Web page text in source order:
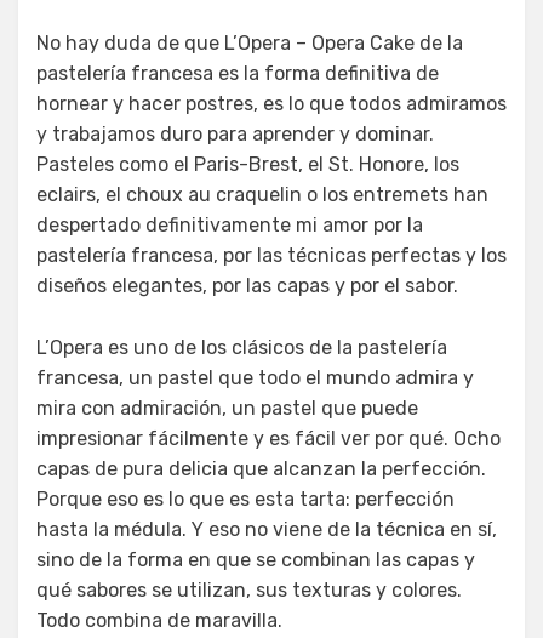
No hay duda de que L’Opera – Opera Cake de la
pastelería francesa es la forma definitiva de
hornear y hacer postres, es lo que todos admiramos
y trabajamos duro para aprender y dominar.
Pasteles como el Paris-Brest, el St. Honore, los
eclairs, el choux au craquelin o los entremets han
despertado definitivamente mi amor por la
pastelería francesa, por las técnicas perfectas y los
diseños elegantes, por las capas y por el sabor.
L’Opera es uno de los clásicos de la pastelería
francesa, un pastel que todo el mundo admira y
mira con admiración, un pastel que puede
impresionar fácilmente y es fácil ver por qué. Ocho
capas de pura delicia que alcanzan la perfección.
Porque eso es lo que es esta tarta: perfección
hasta la médula. Y eso no viene de la técnica en sí,
sino de la forma en que se combinan las capas y
qué sabores se utilizan, sus texturas y colores.
Todo combina de maravilla.